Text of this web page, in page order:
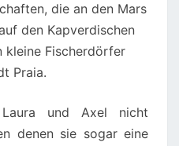
die an den Mars
den Kapverdischen
kleine Fischerdörfer
Praia.
und Axel nicht
denen sie sogar eine